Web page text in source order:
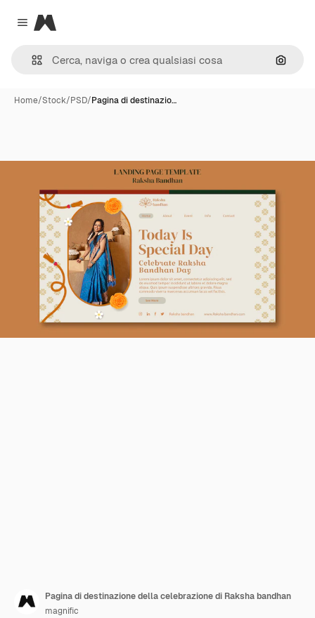
Close menu
Magnific
Cerca
Home/Stock/PSD/Pagina di destinazio…
Pagina di destinazione della celebrazione di Raksha bandhan
magnific